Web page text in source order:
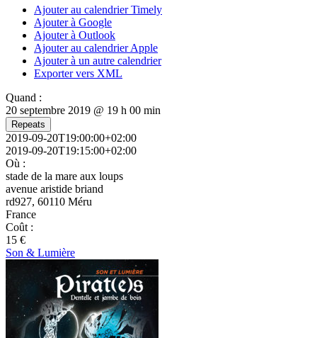
Ajouter au calendrier Timely
Ajouter à Google
Ajouter à Outlook
Ajouter au calendrier Apple
Ajouter à un autre calendrier
Exporter vers XML
Quand :
20 septembre 2019 @ 19 h 00 min
Repeats
2019-09-20T19:00:00+02:00
2019-09-20T19:15:00+02:00
Où :
stade de la mare aux loups
avenue aristide briand
rd927, 60110 Méru
France
Coût :
15 €
Son & Lumière